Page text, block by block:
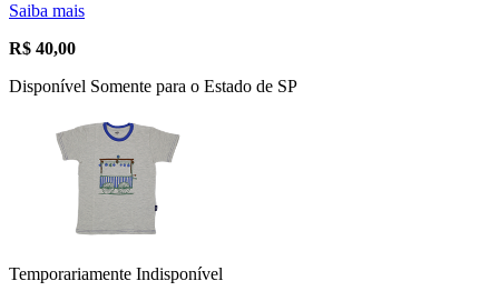
Saiba mais
R$ 40,00
Disponível Somente para o Estado de SP
Temporariamente Indisponível